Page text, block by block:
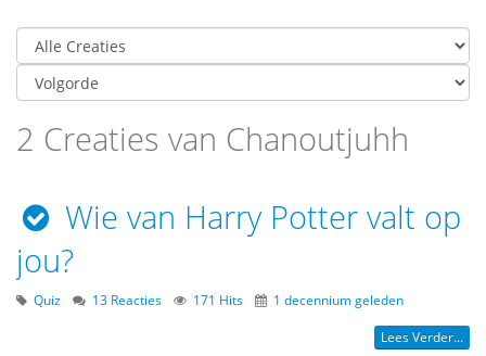
2 Creaties van Chanoutjuhh
Wie van Harry Potter valt op
jou?
Quiz 13 Reacties 171 Hits 1 decennium geleden
Lees Verder...